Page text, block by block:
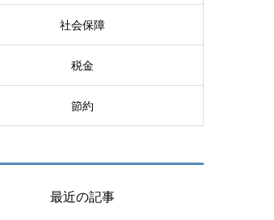
社会保障
税金
節約
最近の記事